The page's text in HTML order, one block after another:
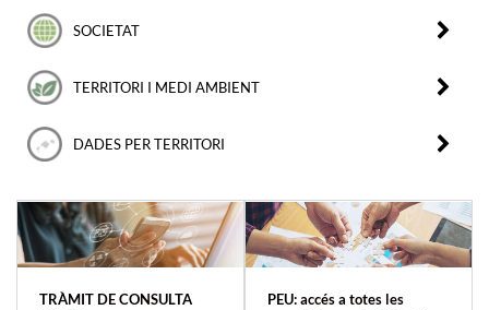
SOCIETAT
TERRITORI I MEDI AMBIENT
DADES PER TERRITORI
TRÀMIT DE CONSULTA
PEU: accés a totes les